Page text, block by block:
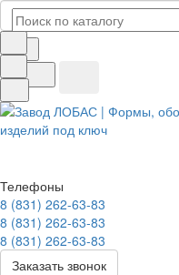
Телефоны
8 (831) 262-63-83
8 (831) 262-63-83
8 (831) 262-63-83
Заказать звонок